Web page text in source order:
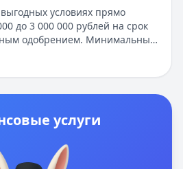
условиях прямо
до 3 000 000 рублей на срок
одобрением. Минимальный
рассмотрение заявки за 10
для новых
ставка от 5.5% годовых при
поступят на карту сразу
услуги